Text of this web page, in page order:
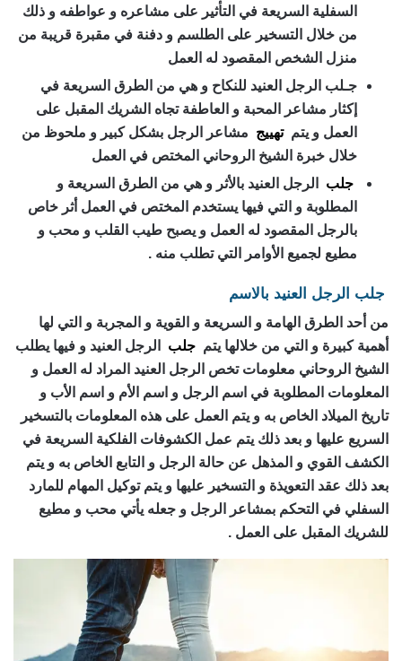
السفلية السريعة في التأثير على مشاعره و عواطفه و ذلك
من خلال التسخير على الطلسم و دفنة في مقبرة قريبة من
منزل الشخص المقصود له العمل
جـلب الرجل العنيد للنكاح و هي من الطرق السريعة في
إكثار مشاعر المحبة و العاطفة تجاه الشريك المقبل على
العمل و يتم تهييج مشاعر الرجل بشكل كبير و ملحوظ من
خلال خبرة الشيخ الروحاني المختص في العمل
جلب
الرجل العنيد بالأثر و هي من الطرق السريعة و
المطلوبة و التي فيها يستخدم المختص في العمل أثر خاص
بالرجل المقصود له العمل و يصبح طيب القلب و محب و
مطيع لجميع الأوامر التي تطلب منه .
جلب الرجل العنيد بالاسم
من أحد الطرق الهامة و السريعة و القوية و المجربة و التي لها
أهمية كبيرة و التي من خلالها يتم جلب
الرجل العنيد و فيها يطلب
الشيخ الروحاني معلومات تخص الرجل العنيد المراد له العمل و
المعلومات المطلوبة في اسم الرجل و اسم الأم و اسم الأب و
تاريخ الميلاد الخاص به و يتم العمل على هذه المعلومات بالتسخير
السريع عليها و بعد ذلك يتم عمل الكشوفات الفلكية السريعة في
الكشف القوي و المذهل عن حالة الرجل و التابع الخاص به و يتم
بعد ذلك عقد التعويذة و التسخير عليها و يتم توكيل المهام للمارد
السفلي في التحكم بمشاعر الرجل و جعله يأتي محب و مطيع
للشريك المقبل على العمل .